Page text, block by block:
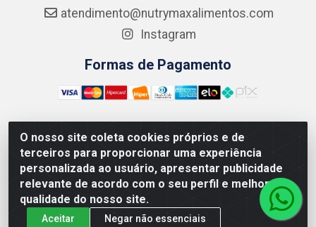
O nosso site coleta cookies próprios e de
terceiros para proporcionar uma experiência
personalizada ao usuário, apresentar publicidade
relevante de acordo com o seu perfil e melhorar a
qualidade do nosso site.
Aceitar Negar não essenciais
atendimento@nutrymaxalimentos.com
Instagram
Formas de Pagamento
NUTRY MAX COMÉRCIO DE PRODUTOS ALIMENTICIOS
LTDA - RUA DO FEIJÃO, 721 PENHA CIRCULAR/RJ -
CNPJ: 15.796.122/0001-03